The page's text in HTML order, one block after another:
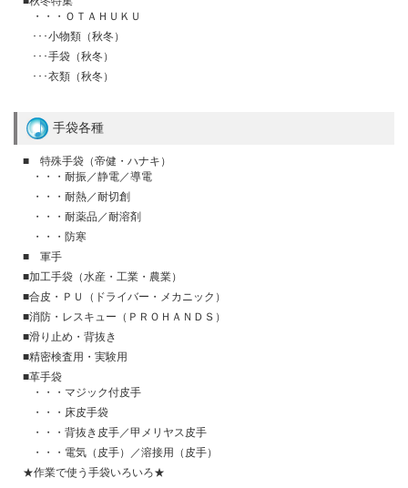
・・・ＯＴＡＨＵＫＵ
･･･小物類（秋冬）
･･･手袋（秋冬）
･･･衣類（秋冬）
手袋各種
■ 特殊手袋（帝健・ハナキ）
・・・耐振／静電／導電
・・・耐熱／耐切創
・・・耐薬品／耐溶剤
・・・防寒
■ 軍手
■加工手袋（水産・工業・農業）
■合皮・ＰＵ（ドライバー・メカニック）
■消防・レスキュー（ＰＲＯＨＡＮＤＳ）
■滑り止め・背抜き
■精密検査用・実験用
■革手袋
・・・マジック付皮手
・・・床皮手袋
・・・背抜き皮手／甲メリヤス皮手
・・・電気（皮手）／溶接用（皮手）
★作業で使う手袋いろいろ★